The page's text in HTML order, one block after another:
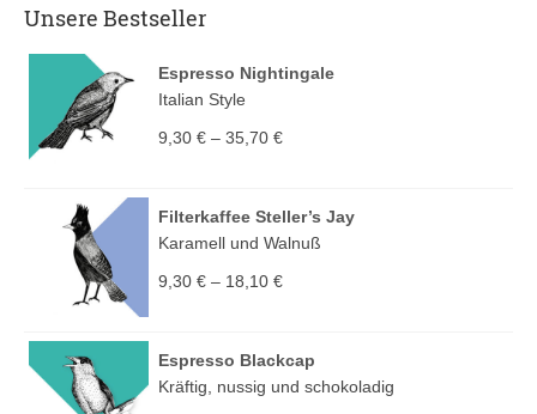
Unsere Bestseller
Espresso Nightingale
Italian Style
9,30 € – 35,70 €
Filterkaffee Steller’s Jay
Karamell und Walnuß
9,30 € – 18,10 €
Espresso Blackcap
Kräftig, nussig und schokoladig